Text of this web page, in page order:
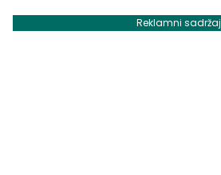
Reklamni sadržaj